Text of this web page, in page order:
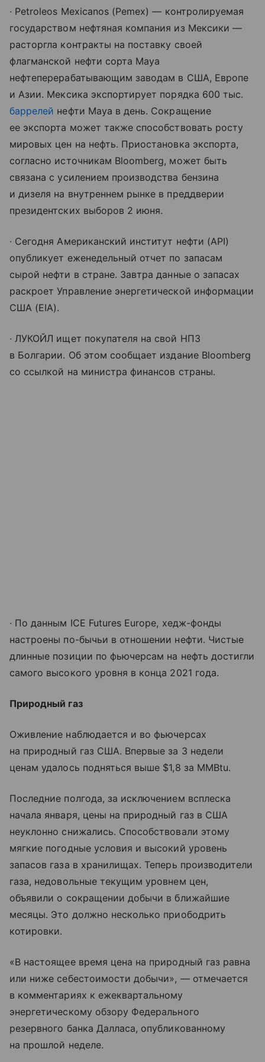
∙ Petroleos Mexicanos (Pemex) — контролируемая
государством нефтяная компания из Мексики —
расторгла контракты на поставку своей
флагманской нефти сорта Maya
нефтеперерабатывающим заводам в США, Европе
и Азии. Мексика экспортирует порядка 600 тыс.
баррелей нефти Maya в день. Сокращение
ее экспорта может также способствовать росту
мировых цен на нефть. Приостановка экспорта,
согласно источникам Bloomberg, может быть
связана с усилением производства бензина
и дизеля на внутреннем рынке в преддверии
президентских выборов 2 июня.
∙ Сегодня Американский институт нефти (API)
опубликует еженедельный отчет по запасам
сырой нефти в стране. Завтра данные о запасах
раскроет Управление энергетической информации
США (EIA).
∙ ЛУКОЙЛ ищет покупателя на свой НПЗ
в Болгарии. Об этом сообщает издание Bloomberg
со ссылкой на министра финансов страны.
∙ По данным ICE Futures Europe, хедж-фонды
настроены по-бычьи в отношении нефти. Чистые
длинные позиции по фьючерсам на нефть достигли
самого высокого уровня в конца 2021 года.
Природный газ
Оживление наблюдается и во фьючерсах
на природный газ США. Впервые за 3 недели
ценам удалось подняться выше $1,8 за MMBtu.
Последние полгода, за исключением всплеска
начала января, цены на природный газ в США
неуклонно снижались. Способствовали этому
мягкие погодные условия и высокий уровень
запасов газа в хранилищах. Теперь производители
газа, недовольные текущим уровнем цен,
объявили о сокращении добычи в ближайшие
месяцы. Это должно несколько приободрить
котировки.
«В настоящее время цена на природный газ равна
или ниже себестоимости добычи», — отмечается
в комментариях к ежеквартальному
энергетическому обзору Федерального
резервного банка Далласа, опубликованному
на прошлой неделе.